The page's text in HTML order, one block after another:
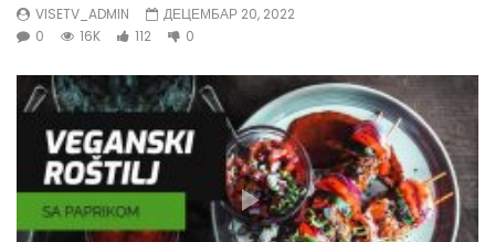
VISETV_ADMIN
ДЕЦЕМБАР 20, 2022
0
16K 112 0